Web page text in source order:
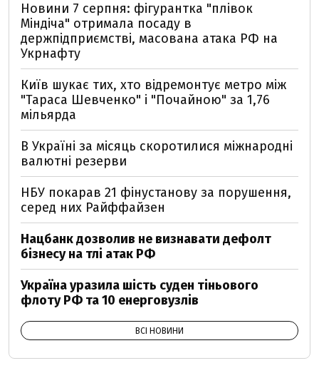
Новини 7 серпня: фігурантка "плівок
Міндіча" отримала посаду в
держпідприємстві, масована атака РФ на
Укрнафту
Київ шукає тих, хто відремонтує метро між
"Тараса Шевченко" і "Почайною" за 1,76
мільярда
В Україні за місяць скоротилися міжнародні
валютні резерви
НБУ покарав 21 фінустанову за порушення,
серед них Райффайзен
Нацбанк дозволив не визнавати дефолт
бізнесу на тлі атак РФ
Україна уразила шість суден тіньового
флоту РФ та 10 енерговузлів
ВСІ НОВИНИ